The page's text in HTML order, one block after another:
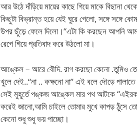
আর উঠে দাঁড়িয়ে মায়ের কাছে গিয়ে মাকে বিছানা
কিছুটা বিভ্রান্ত হয়ে যেই ঘুরে গেলো, সঙ্গে সঙ্গে
উপর ছুঁড়ে ফেলে দিলো।“এটা কি করছেন আপনি
রেগে গিয়ে প্রতিবাদ করে উঠলো মা।
আঙ্কেল – আরে বৌদি. রাগ করছো কেনো .তুমিও তো
খুলে দেই..“না .. কক্ষনো না” এই বলে দৌড়ে
সেই মুহূর্তে পঙ্কজ আঙ্কেল মার পথ আটকে
করেই জানো,আমি চাইলে তোমার মুখে কাপড় ঠুঁসে
কেনো শুধু শুধু ভয় পাচ্ছো।